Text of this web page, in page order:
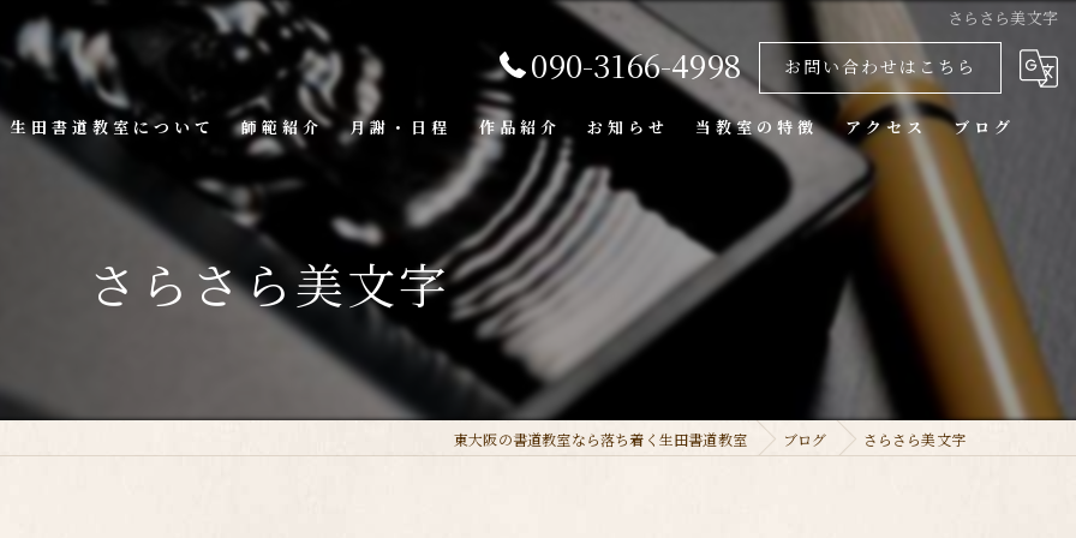
さらさら美文字
090-3166-4998 お問い合わせはこちら
生田書道教室について 師範紹介 月謝・日程 作品紹介 お知らせ 当教室の特徴
子供
硬筆
アクセス
中鴻池教室(佳友会)
ブログ
さらさら美文字
東大阪の書道教室なら落ち着く生田書道教室 ブログ さらさら美文字